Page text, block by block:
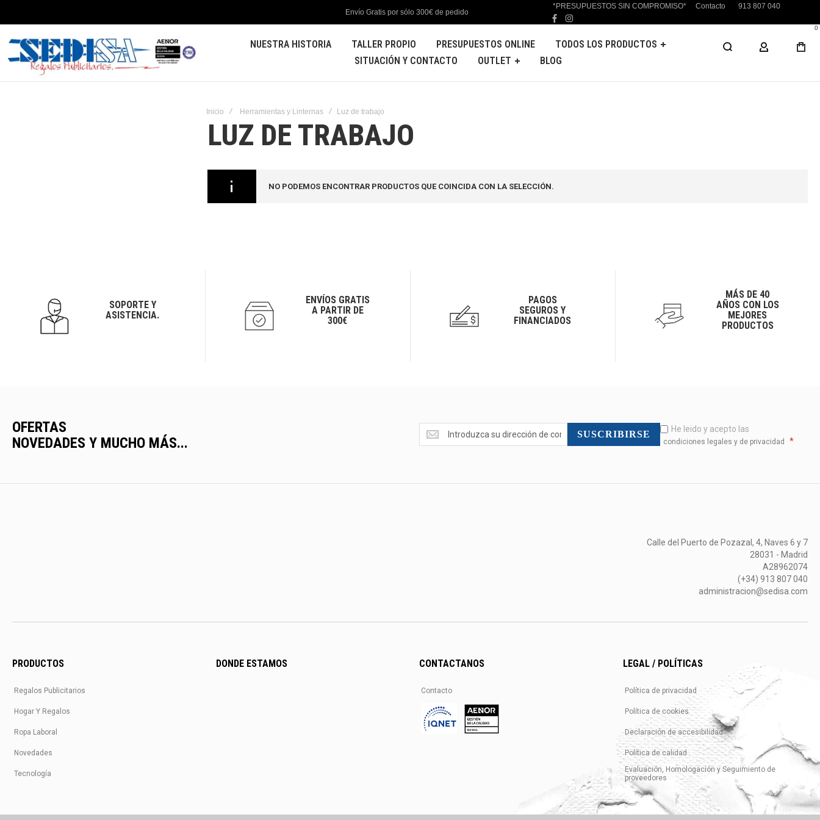
Envío Gratis por sólo 300€ de pedido
*PRESUPUESTOS SIN COMPROMISO* Contacto 913 807 040
facebook
instagram
NUESTRA HISTORIA TALLER PROPIO PRESUPUESTOS ONLINE
TODOS LOS PRODUCTOS
SITUACIÓN Y CONTACTO
OUTLET BLOG
MI CUENTA
0
Inicio Herramientas y Linternas Luz de trabajo
LUZ DE TRABAJO
NO PODEMOS ENCONTRAR PRODUCTOS QUE COINCIDA CON LA SELECCIÓN.
SOPORTE Y
ASISTENCIA.
ENVÍOS GRATIS
A PARTIR DE
300€
PAGOS
SEGUROS Y
FINANCIADOS
MÁS DE 40
AÑOS CON LOS
MEJORES
PRODUCTOS
OFERTAS
NOVEDADES Y MUCHO MÁS...
Ofertas
<br>Novedades
SUSCRIBIRSE He leido y acepto las
condiciones legales y de privacidad *
Calle del Puerto de Pozazal, 4, Naves 6 y 7
28031 - Madrid
A28962074
(+34) 913 807 040
administracion@sedisa.com
PRODUCTOS
Regalos Publicitarios
Hogar Y Regalos
Ropa Laboral
Novedades
Tecnología
DONDE ESTAMOS CONTACTANOS
Contacto
LEGAL / POLÍTICAS
Política de privacidad
Política de cookies
Declaración de accesibilidad
Política de calidad
Evaluación, Homologación y Seguimiento de
proveedores